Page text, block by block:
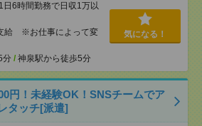
6時間勤務で日収1万以
給 ※お仕事によって変
分 / 神泉駅から徒歩5分
気になる！
円！未経験OK！SNSチームでア
タッチ[派遣]